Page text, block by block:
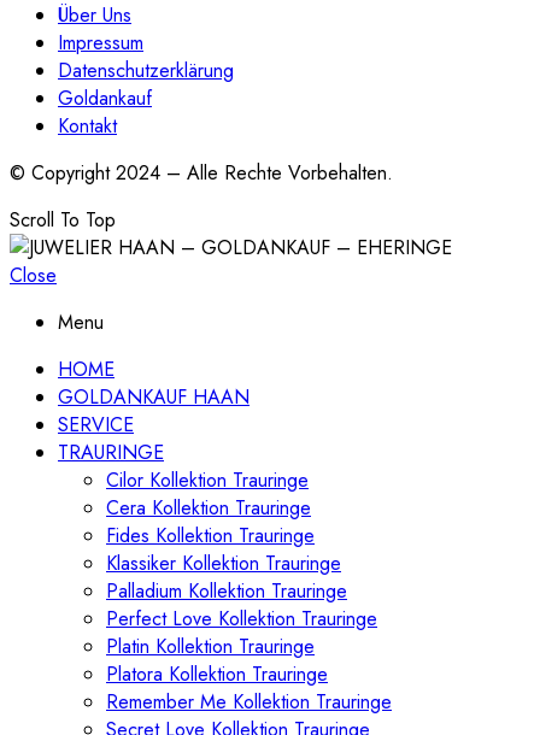
Über Uns
Impressum
Datenschutzerklärung
Goldankauf
Kontakt
© Copyright 2024 – Alle Rechte Vorbehalten.
Scroll To Top
Close
Menu
HOME
GOLDANKAUF HAAN
SERVICE
TRAURINGE
Cilor Kollektion Trauringe
Cera Kollektion Trauringe
Fides Kollektion Trauringe
Klassiker Kollektion Trauringe
Palladium Kollektion Trauringe
Perfect Love Kollektion Trauringe
Platin Kollektion Trauringe
Platora Kollektion Trauringe
Remember Me Kollektion Trauringe